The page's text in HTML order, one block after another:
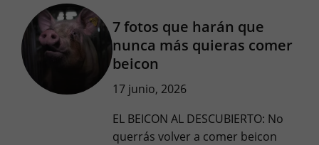
7 fotos que harán que
nunca más quieras comer
beicon
17 junio, 2026
EL BEICON AL DESCUBIERTO: No
querrás volver a comer beicon